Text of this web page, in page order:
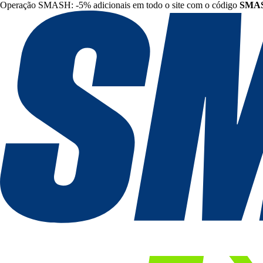
Operação SMASH: -5% adicionais em todo o site com o código